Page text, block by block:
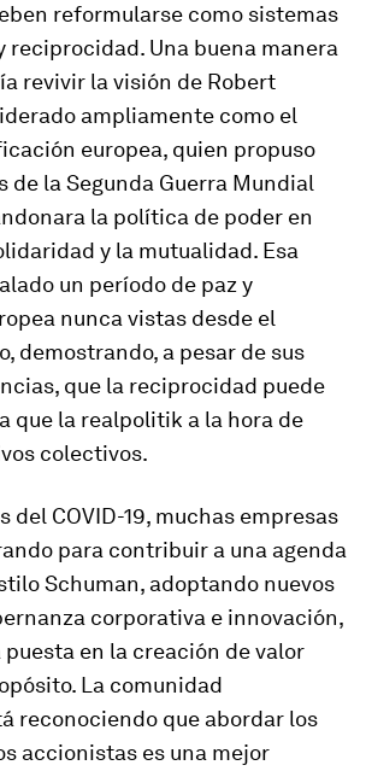
reformularse como sistemas
reciprocidad. Una buena manera
revivir la visión de Robert
ampliamente como el
europea, quien propuso
de la Segunda Guerra Mundial
la política de poder en
y la mutualidad. Esa
un período de paz y
nunca vistas desde el
demostrando, a pesar de sus
que la reciprocidad puede
que la realpolitik a la hora de
colectivos.
del COVID-19, muchas empresas
para contribuir a una agenda
Schuman, adoptando nuevos
corporativa e innovación,
en la creación de valor
La comunidad
reconociendo que abordar los
accionistas es una mejor